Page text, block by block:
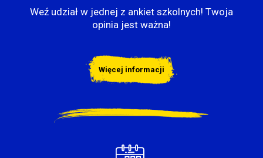
Weź udział w jednej z ankiet szkolnych! Twoja
opinia jest ważna!
Więcej informacji